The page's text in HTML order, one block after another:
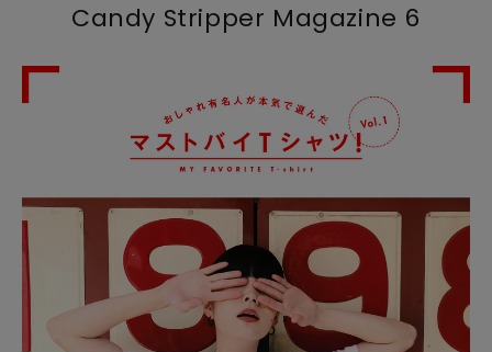
Candy Stripper Magazine 6